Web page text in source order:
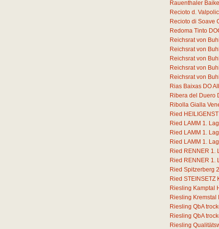
Rauenthaler
Recioto d.
Recioto di Soave
Redoma Tinto
Reichsrat von
Reichsrat von
Reichsrat von
Reichsrat von
Reichsrat von
Rias Baixas DO
Ribera del Duero
Ribolla Gialla
Ried
Ried LAMM 1.
Ried LAMM 1.
Ried LAMM 1.
Ried RENNER 1.
Ried RENNER 1.
Ried Spitzerberg
Ried STEINSETZ
Riesling Kamptal
Riesling
Riesling QbA
Riesling QbA
Riesling